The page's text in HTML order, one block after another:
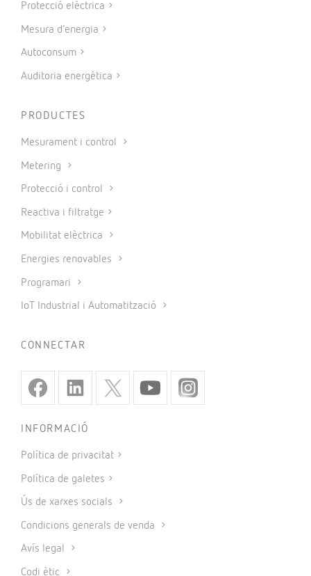
Protecció elèctrica
Mesura d’energia
Autoconsum
Auditoria energètica
PRODUCTES
Mesurament i control
Metering
Protecció i control
Reactiva i filtratge
Mobilitat elèctrica
Energies renovables
Programari
IoT Industrial i Automatització
CONNECTAR
INFORMACIÓ
Política de privacitat
Política de galetes
Ús de xarxes socials
Condicions generals de venda
Avís legal
Codi ètic